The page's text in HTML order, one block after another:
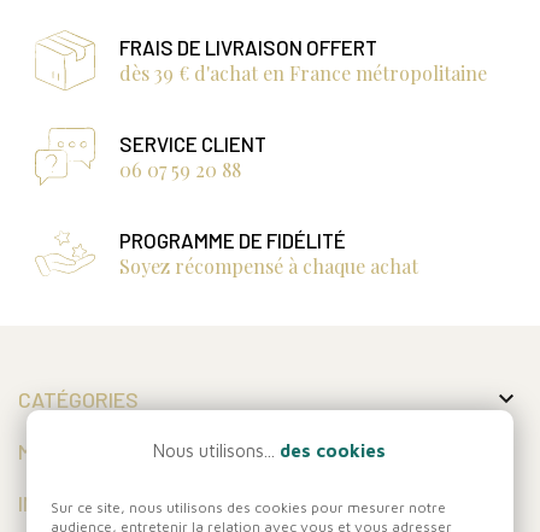
FRAIS DE LIVRAISON OFFERT
dès 39 € d'achat en France métropolitaine
SERVICE CLIENT
06 07 59 20 88
PROGRAMME DE FIDÉLITÉ
Soyez récompensé à chaque achat
CATÉGORIES 
MON COMPTE
INFORMATIONS
Nous utilisons... des cookies
Sur ce site, nous utilisons des cookies pour mesurer notre
audience, entretenir la relation avec vous et vous adresser